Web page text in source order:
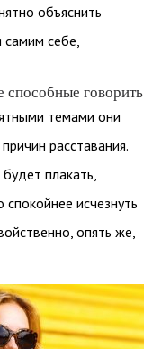
объяснить
самим себе,
способные говорить
темами они
расставания.
плакать,
исчезнуть
опять же,